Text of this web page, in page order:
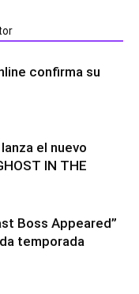
confirma su
el nuevo
IN THE
Boss Appeared”
temporada